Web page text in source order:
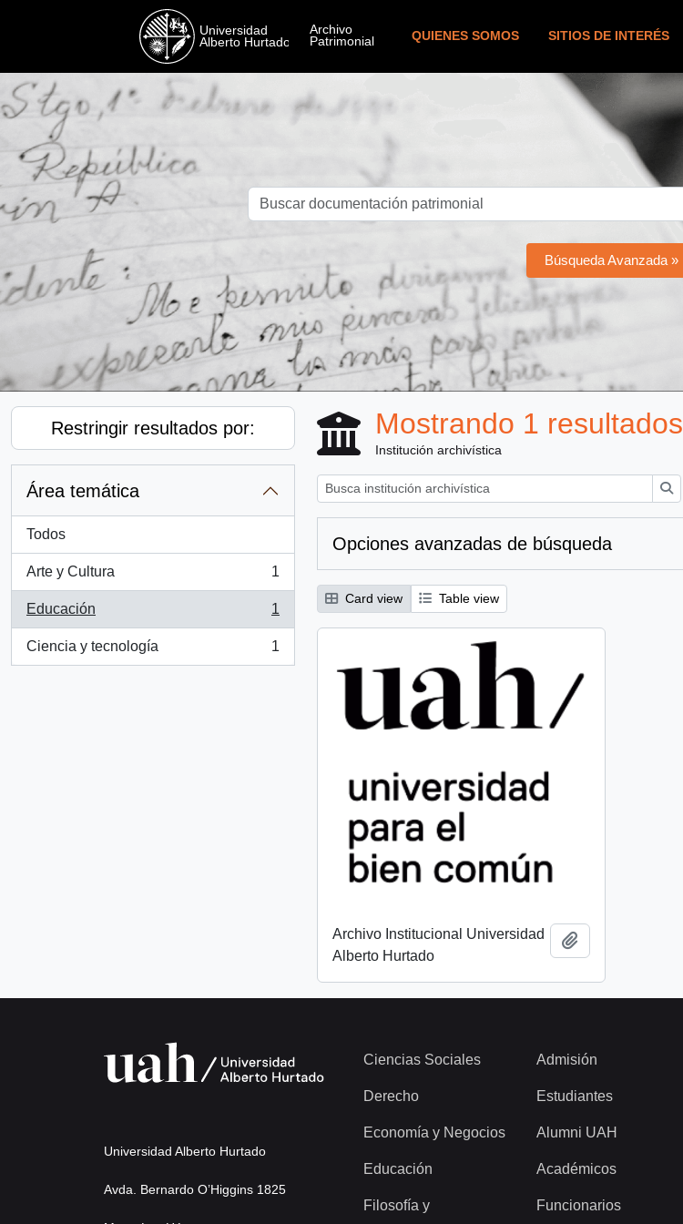
QUIENES SOMOS SITIOS DE INTERÉS
Búsqueda Avanzada »
Restringir resultados por:
Área temática
Todos
Arte y Cultura
, 1 resultados
1
Educación
, 1 resultados
1
Ciencia y tecnología
, 1 resultados
1
Mostrando 1 resultados
Institución archivística
Opciones avanzadas de búsqueda
Card view Table view
Archivo Institucional Universidad
Alberto Hurtado
Universidad Alberto Hurtado
Avda. Bernardo O’Higgins 1825
Ciencias Sociales
Derecho
Economía y Negocios
Educación
Filosofía y
Admisión
Estudiantes
Alumni UAH
Académicos
Funcionarios